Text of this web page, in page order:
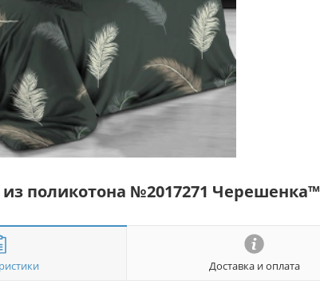
поликотона №2017271 Черешенка™
Доставка и оплата